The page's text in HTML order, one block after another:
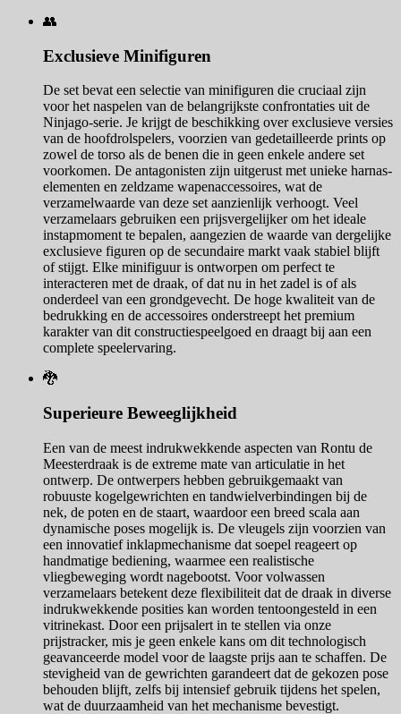
👥
Exclusieve Minifiguren
De set bevat een selectie van minifiguren die cruciaal zijn
voor het naspelen van de belangrijkste confrontaties uit de
Ninjago-serie. Je krijgt de beschikking over exclusieve versies
van de hoofdrolspelers, voorzien van gedetailleerde prints op
zowel de torso als de benen die in geen enkele andere set
voorkomen. De antagonisten zijn uitgerust met unieke harnas-
elementen en zeldzame wapenaccessoires, wat de
verzamelwaarde van deze set aanzienlijk verhoogt. Veel
verzamelaars gebruiken een prijsvergelijker om het ideale
instapmoment te bepalen, aangezien de waarde van dergelijke
exclusieve figuren op de secundaire markt vaak stabiel blijft
of stijgt. Elke minifiguur is ontworpen om perfect te
interacteren met de draak, of dat nu in het zadel is of als
onderdeel van een grondgevecht. De hoge kwaliteit van de
bedrukking en de accessoires onderstreept het premium
karakter van dit constructiespeelgoed en draagt bij aan een
complete speelervaring.
🐉
Superieure Beweeglijkheid
Een van de meest indrukwekkende aspecten van Rontu de
Meesterdraak is de extreme mate van articulatie in het
ontwerp. De ontwerpers hebben gebruikgemaakt van
robuuste kogelgewrichten en tandwielverbindingen bij de
nek, de poten en de staart, waardoor een breed scala aan
dynamische poses mogelijk is. De vleugels zijn voorzien van
een innovatief inklapmechanisme dat soepel reageert op
handmatige bediening, waarmee een realistische
vliegbeweging wordt nagebootst. Voor volwassen
verzamelaars betekent deze flexibiliteit dat de draak in diverse
indrukwekkende posities kan worden tentoongesteld in een
vitrinekast. Door een prijsalert in te stellen via onze
prijstracker, mis je geen enkele kans om dit technologisch
geavanceerde model voor de laagste prijs aan te schaffen. De
stevigheid van de gewrichten garandeert dat de gekozen pose
behouden blijft, zelfs bij intensief gebruik tijdens het spelen,
wat de duurzaamheid van het mechanisme bevestigt.